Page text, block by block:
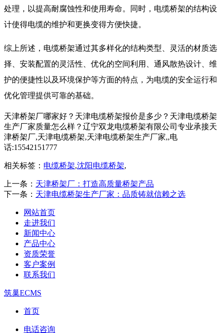
处理，以提高耐腐蚀性和使用寿命。同时，电缆桥架的结构设
计使得电缆的维护和更换变得方便快捷。
综上所述，电缆桥架通过其多样化的结构类型、灵活的材质选
择、安装配置的灵活性、优化的空间利用、通风散热设计、维
护的便捷性以及环境保护等方面的特点，为电缆的安全运行和
优化管理提供可靠的基础。
天津桥架厂哪家好？天津电缆桥架报价是多少？天津电缆桥架
生产厂家质量怎么样？辽宁双龙电缆桥架有限公司专业承接天
津桥架厂,天津电缆桥架,天津电缆桥架生产厂家,,电
话:15542151777
相关标签： 电缆桥架,沈阳电缆桥架,
上一条： 天津桥架厂：打造高质量桥架产品
下一条： 天津电缆桥架生产厂家：品质铸就信赖之选
网站首页
走进我们
新闻中心
产品中心
资质荣誉
客户案例
联系我们
筑巢ECMS
首页
电话咨询